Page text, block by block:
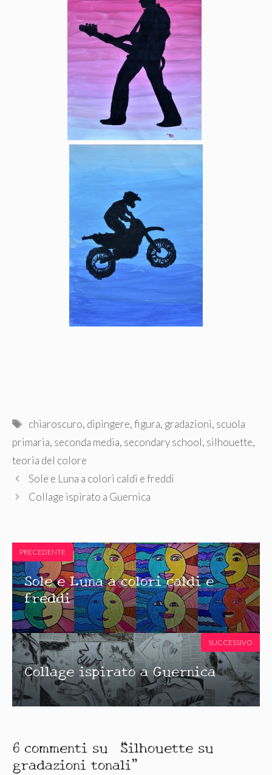
Tag
chiaroscuro, dipingere,figura, gradazioni, scuola
primaria, seconda media, secondary school, silhouette,
teoria del colore
Sole e Luna a colori caldi e freddi
Collage ispirato a Guernica
PRECEDENTE
Sole e Luna a colori caldi e
freddi
Collage ispirato a Guernica
SUCCESSIVO
6 commenti su “Silhouette su
gradazioni tonali”